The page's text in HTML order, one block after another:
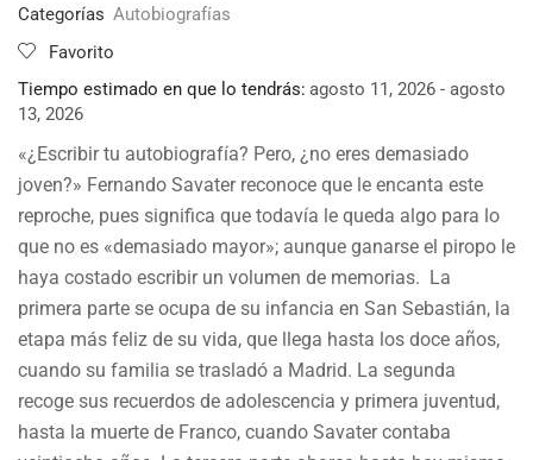
Categorías Autobiografías
Favorito
Tiempo estimado en que lo tendrás: agosto 11, 2026 - agosto
13, 2026
«¿Escribir tu autobiografía? Pero, ¿no eres demasiado
joven?» Fernando Savater reconoce que le encanta este
reproche, pues significa que todavía le queda algo para lo
que no es «demasiado mayor»; aunque ganarse el piropo le
haya costado escribir un volumen de memorias. La
primera parte se ocupa de su infancia en San Sebastián, la
etapa más feliz de su vida, que llega hasta los doce años,
cuando su familia se trasladó a Madrid. La segunda
recoge sus recuerdos de adolescencia y primera juventud,
hasta la muerte de Franco, cuando Savater contaba